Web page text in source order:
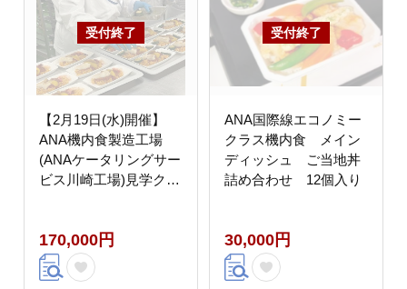
【2月19日(水)開催】
ANA機内食製造工場
(ANAケータリングサー
ビス川崎工場)見学クー
170,000円
ANA国際線エコノミー
クラス機内食 メイン
ディッシュ ご当地丼
詰め合わせ 12個入り
30,000円